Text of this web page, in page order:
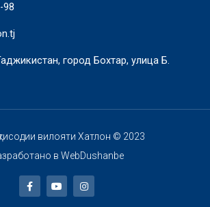
98
город Бохтар, улица Б.
вилояти Хатлон © 2023
в WebDushanbe
F
a
c
Y
o
u
I
n
s